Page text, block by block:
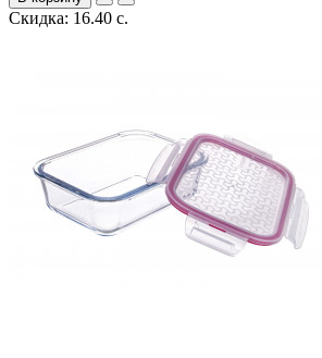
Скидка: 16.40 с.